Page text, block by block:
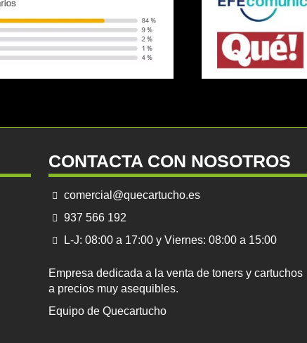
CONTACTA CON NOSOTROS
comercial@quecartucho.es
937 566 192
L-J: 08:00 a 17:00 y Viernes: 08:00 a 15:00
Empresa dedicada a la venta de toners y cartuchos
a precios muy asequibles.
Equipo de Quecartucho